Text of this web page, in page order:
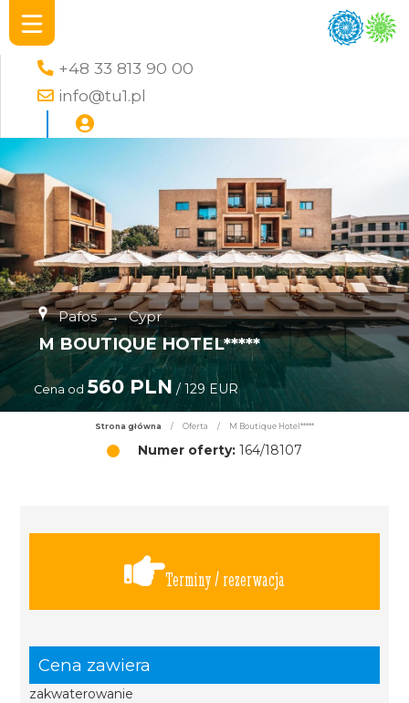
+48 33 813 90 00
info@tu1.pl
Pafos → Cypr
M BOUTIQUE HOTEL*****
Cena od 560 PLN / 129 EUR
Strona główna / Oferta / M Boutique Hotel*****
Numer oferty: 164/18107
Terminy / rezerwacja
Cena zawiera
zakwaterowanie